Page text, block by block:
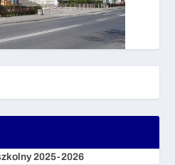
2025-2026